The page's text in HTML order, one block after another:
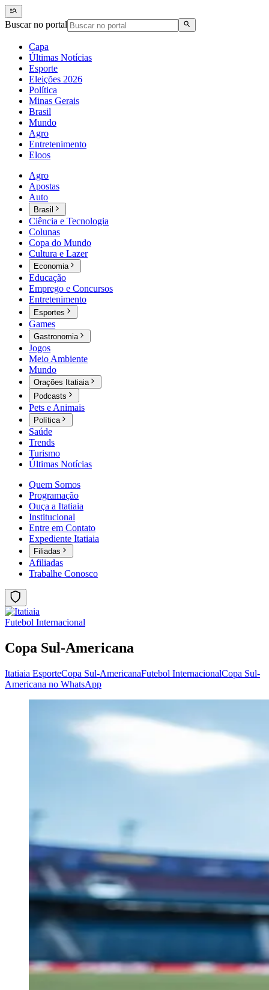
Buscar no portal
Capa
Últimas Notícias
Esporte
Eleições 2026
Política
Minas Gerais
Brasil
Mundo
Agro
Entretenimento
Eloos
Agro
Apostas
Auto
Brasil
Ciência e Tecnologia
Colunas
Copa do Mundo
Cultura e Lazer
Economia
Educação
Emprego e Concursos
Entretenimento
Esportes
Games
Gastronomia
Jogos
Meio Ambiente
Mundo
Orações Itatiaia
Podcasts
Pets e Animais
Política
Saúde
Trends
Turismo
Últimas Notícias
Quem Somos
Programação
Ouça a Itatiaia
Institucional
Entre em Contato
Expediente Itatiaia
Filiadas
Afiliadas
Trabalhe Conosco
Futebol Internacional
Copa Sul-Americana
Itatiaia EsporteCopa Sul-AmericanaFutebol InternacionalCopa Sul-
Americana no WhatsApp